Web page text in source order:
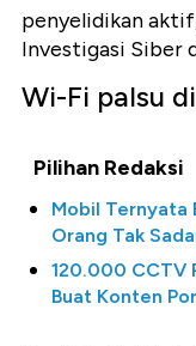
penyelidikan
Investigasi Siber
Wi-Fi palsu
Pilihan Redaksi
Mobil Ternyata
Orang Tak
120.000 CCTV
Buat Konten